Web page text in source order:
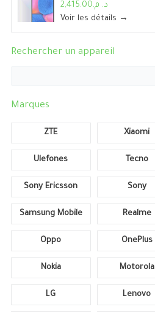
د. م.2,415.00
Voir les détails →
Rechercher un appareil
Marques
ZTE Xiaomi
Ulefones Tecno
Sony Ericsson Sony
Samsung Mobile Realme
Oppo OnePlus
Nokia Motorola
LG Lenovo